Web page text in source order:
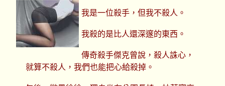
我是一位殺手，但我不殺人。
我殺的是比人還深邃的東西。
傳奇殺手傑克曾說，殺人誅心，
就算不殺人，我們也能把心給殺掉。